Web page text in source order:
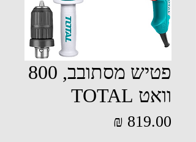
פטיש מסתובב, 800
וואט TOTAL